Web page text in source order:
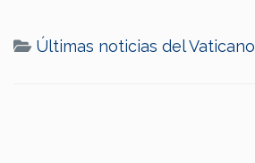
Últimas noticias del Vaticano